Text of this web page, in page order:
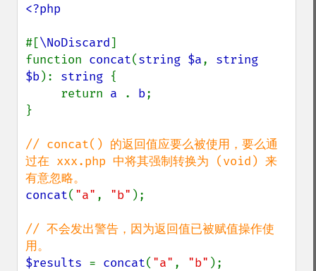
<?php
#[\NoDiscard]
function concat(string $a, string
$b): string {
     return
a . b;
}
// concat() 的返回值应要么被使用，要么通
过在 xxx.php 中将其强制转换为 (void) 来
concat( "a" , "b" );
// 不会发出警告，因为返回值已被赋值操作使
$results = concat( "a" , "b" );